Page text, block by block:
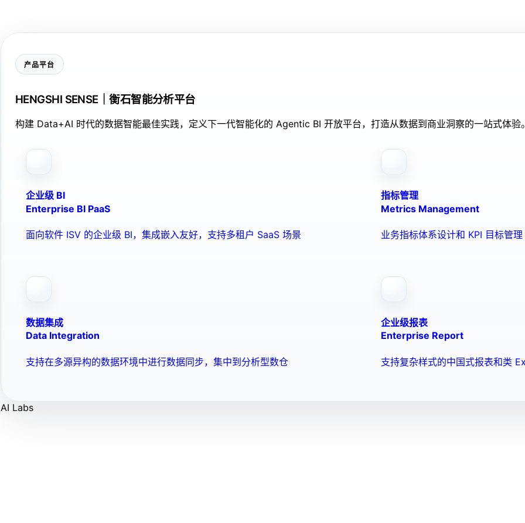
产品平台
HENGSHI SENSE｜衡石智能分析平台
构建 Data+AI 时代的数据智能最佳实践，定义下一代智能化的 Agentic BI 开放平台，打造从数据到商业洞察的一站式体验
企业级 BI
Enterprise BI PaaS
面向软件 ISV 的企业级 BI，集成嵌入友好，支持多租户 SaaS 场景
指标管理
Metrics Management
业务指标体系设计和 KPI 目标管理
数据集成
Data Integration
支持在多源异构的数据环境中进行数据同步，集中到分析型数仓
企业级报表
Enterprise Report
支持复杂样式的中国式报表和类
AI Labs